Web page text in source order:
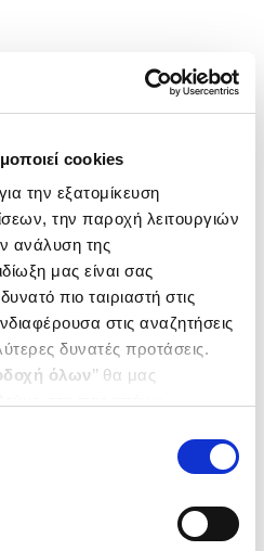
cookies
την εξατομίκευση
την παροχή λειτουργιών
ανάλυση της
μας είναι σας
πιο ταιριαστή στις
στις αναζητήσεις
δυνατές προτάσεις.
όλων’’ θα μας
από τα παρακάτω με την
να ενημερωθείτε σχετικά με